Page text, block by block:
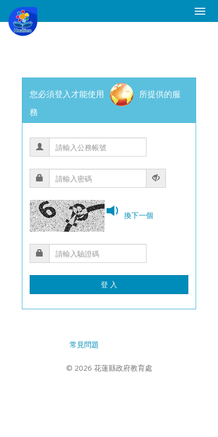
Toggle
您必須登入才能使用
所提供的服
務
換下一個
登 入
常見問題
© 2026 花蓮縣政府教育處